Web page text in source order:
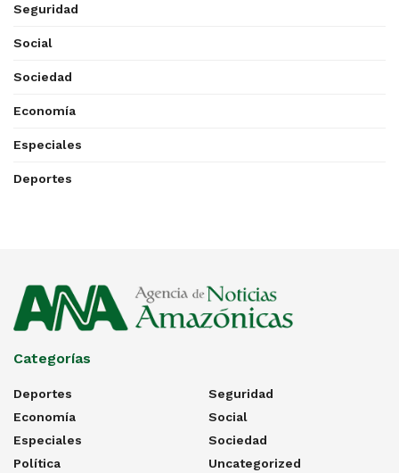
Seguridad
Social
Sociedad
Economía
Especiales
Deportes
Categorías
Deportes
Economía
Especiales
Política
Seguridad
Social
Sociedad
Uncategorized